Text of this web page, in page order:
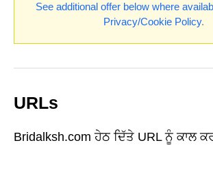
See additional offer below where
Privacy/Cookie Policy.
URLs
Bridalksh.com ਹੇਠ ਦਿੱਤੇ URL ਨੂੰ ਕਾਲ